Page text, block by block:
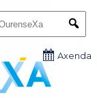
Axenda